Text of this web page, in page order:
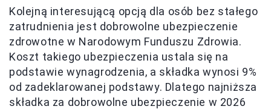
Kolejną interesującą opcją dla osób bez stałego
zatrudnienia jest dobrowolne ubezpieczenie
zdrowotne w Narodowym Funduszu Zdrowia.
Koszt takiego ubezpieczenia ustala się na
podstawie wynagrodzenia, a składka wynosi 9%
od zadeklarowanej podstawy. Dlatego najniższa
składka za dobrowolne ubezpieczenie w 2026